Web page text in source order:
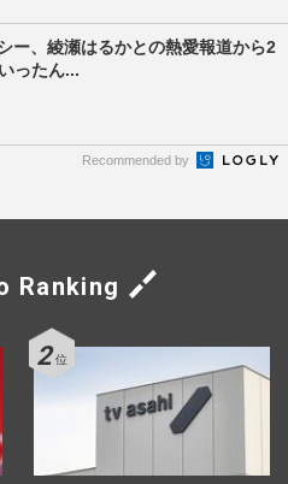
ー、綾瀬はるかとの熱愛報道から2
ったん...
Recommended by
Ranking